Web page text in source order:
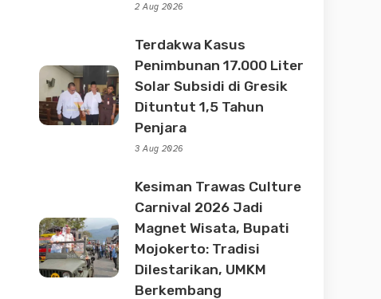
2 Aug 2026
Terdakwa Kasus
Penimbunan 17.000 Liter
Solar Subsidi di Gresik
Dituntut 1,5 Tahun
Penjara
3 Aug 2026
Kesiman Trawas Culture
Carnival 2026 Jadi
Magnet Wisata, Bupati
Mojokerto: Tradisi
Dilestarikan, UMKM
Berkembang